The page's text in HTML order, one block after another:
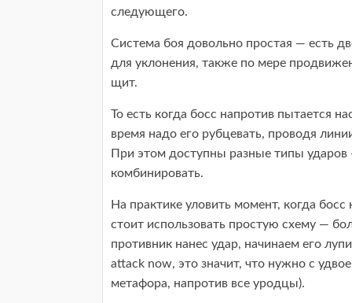
следующего.
Система боя довольно простая — есть
для уклонения, также по мере
щит.
То есть когда босс напротив пытается
время надо его рубцевать, проводя
При этом доступны разные типы
комбинировать.
На практике уловить момент, когда босс
стоит использовать простую схему —
противник нанес удар, начинаем его
attack now, это значит, что нужно с
метафора, напротив все уродцы).